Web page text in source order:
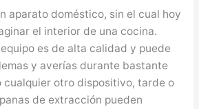
aparato doméstico, sin el cual hoy
el interior de una cocina.
es de alta calidad y puede
y averías durante bastante
cualquier otro dispositivo, tarde o
de extracción pueden